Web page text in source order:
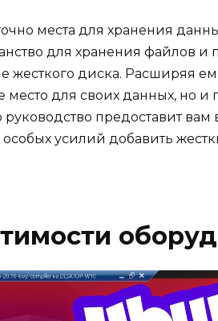
места для хранения
для хранения файлов
диска. Расширяя
место для своих данных, но и
предоставит вам
усилий добавить